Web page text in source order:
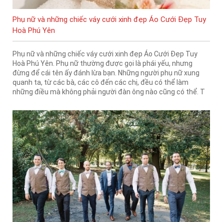
Phụ nữ và những chiếc váy cưới xinh đẹp Áo Cưới Đẹp Tuy
Hoà Phú Yên
Phụ nữ và những chiếc váy cưới xinh đẹp Áo Cưới Đẹp Tuy
Hoà Phú Yên. Phụ nữ thường được gọi là phái yếu, nhưng
đừng để cái tên ấy đánh lừa bạn. Những người phụ nữ xung
quanh ta, từ các bà, các cô đến các chị, đều có thể làm
những điều mà không phải người đàn ông nào cũng có thể. T